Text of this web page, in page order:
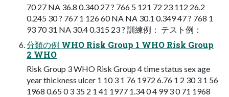
70 27 NA 36.8 0.340 27 ? 766 5 121 72 23 112 26.2
0.245 30 ? 767 1 126 60 NA NA 30.1 0.349 47 ? 768 1
93 70 31 NA 30.4 0.315 23 ? 訓練例： テスト例：
分類の例 WHO Risk Group 1 WHO Risk Group
2 WHO
Risk Group 3 WHO Risk Group 4 time status sex age
year thickness ulcer 1 10 3 1 76 1972 6.76 1 2 30 3 1 56
1968 0.65 0 3 35 2 1 41 1977 1.34 0 4 99 3 0 71 1968